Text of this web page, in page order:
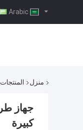
منزل المنتجات
كبيرة